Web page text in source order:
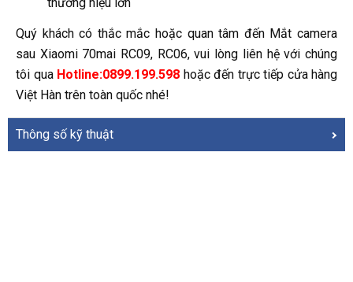
Quý khách có thắc mắc hoặc quan tâm đến Mắt camera
sau Xiaomi 70mai RC09, RC06, vui lòng liên hệ với chúng
tôi qua Hotline:0899.199.598 hoặc đến trực tiếp cửa hàng
Việt Hàn trên toàn quốc nhé!
Thông số kỹ thuật